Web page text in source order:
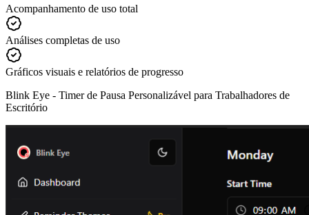
Acompanhamento de uso total
Análises completas de uso
Gráficos visuais e relatórios de progresso
Blink Eye - Timer de Pausa Personalizável para Trabalhadores de
Escritório